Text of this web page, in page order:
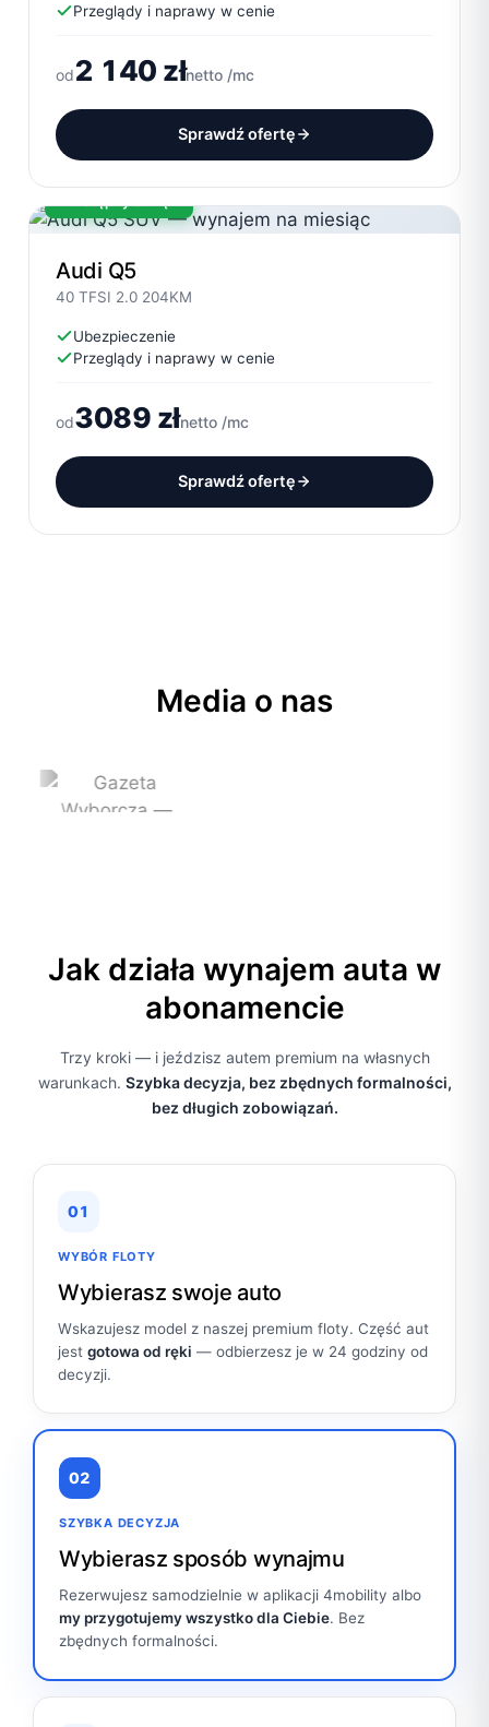
Przeglądy i naprawy w cenie
od2 140 złnetto /mc
Sprawdź ofertę
Audi Q5
40 TFSI 2.0 204KM
Ubezpieczenie
Przeglądy i naprawy w cenie
od3089 złnetto /mc
Sprawdź ofertę
Media o nas
Jak działa wynajem auta w
abonamencie
Trzy kroki — i jeździsz autem premium na własnych
warunkach. Szybka decyzja, bez zbędnych formalności,
bez długich zobowiązań.
01
WYBÓR FLOTY
Wybierasz swoje auto
Wskazujesz model z naszej premium floty. Część aut
jest gotowa od ręki — odbierzesz je w 24 godziny od
decyzji.
02
SZYBKA DECYZJA
Wybierasz sposób wynajmu
Rezerwujesz samodzielnie w aplikacji 4mobility albo
my przygotujemy wszystko dla Ciebie. Bez
zbędnych formalności.